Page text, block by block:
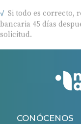
Si todo es correcto,
bancaria 45 días
solicitud.
CONÓCENOS